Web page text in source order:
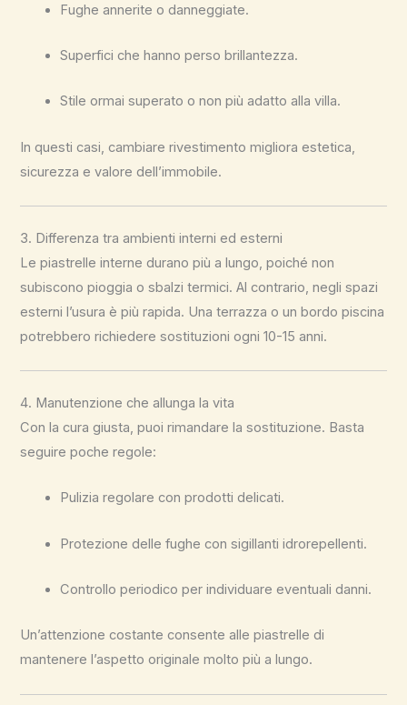
Fughe annerite o danneggiate.
Superfici che hanno perso brillantezza.
Stile ormai superato o non più adatto alla villa.
In questi casi, cambiare rivestimento migliora estetica,
sicurezza e valore dell’immobile.
3. Differenza tra ambienti interni ed esterni
Le piastrelle interne durano più a lungo, poiché non
subiscono pioggia o sbalzi termici. Al contrario, negli spazi
esterni l’usura è più rapida. Una terrazza o un bordo piscina
potrebbero richiedere sostituzioni ogni 10-15 anni.
4. Manutenzione che allunga la vita
Con la cura giusta, puoi rimandare la sostituzione. Basta
seguire poche regole:
Pulizia regolare con prodotti delicati.
Protezione delle fughe con sigillanti idrorepellenti.
Controllo periodico per individuare eventuali danni.
Un’attenzione costante consente alle piastrelle di
mantenere l’aspetto originale molto più a lungo.